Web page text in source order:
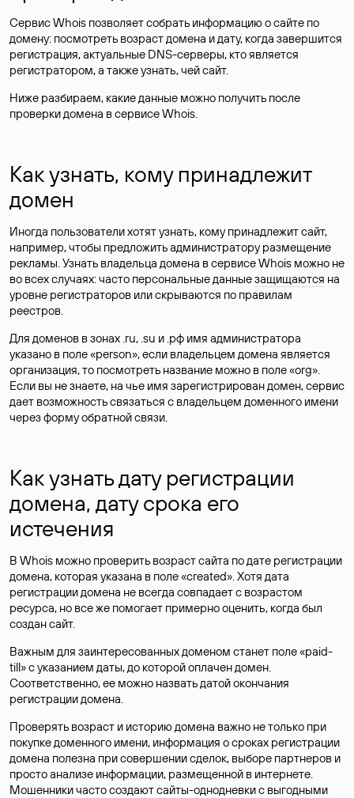
Сервис Whois позволяет собрать информацию о сайте по
домену: посмотреть возраст домена и дату, когда завершится
регистрация, актуальные DNS-серверы, кто является
регистратором, а также узнать, чей сайт.
Ниже разбираем, какие данные можно получить после
проверки домена в сервисе Whois.
Как узнать, кому принадлежит
домен
Иногда пользователи хотят узнать, кому принадлежит сайт,
например, чтобы предложить администратору размещение
рекламы. Узнать владельца домена в сервисе Whois можно не
во всех случаях: часто персональные данныезащищаются на
уровне регистраторов или скрываются по правилам
реестров.
Для доменов в зонах .ru, .su и .рф имя администратора
указано в поле «person», если владельцем домена является
организация, то посмотреть название можно в поле «org».
Если вы не знаете, на чье имя зарегистрирован домен, сервис
дает возможность связаться с владельцем доменного имени
через форму обратной связи.
Как узнать дату регистрации
домена, дату срока его
истечения
В Whois можно проверить возраст сайта по дате регистрации
домена, которая указана в поле «created». Хотя дата
регистрации домена не всегда совпадает с возрастом
ресурса, но все же помогает примерно оценить, когда был
создан сайт.
Важным для заинтересованных доменом станет поле «paid-
till» с указанием даты, до которой оплачен домен.
Соответственно, ее можно назвать датой окончания
регистрации домена.
Проверять возраст и историю домена важно не только при
покупке доменного имени, информация о сроках регистрации
домена полезна при совершении сделок, выборе партнеров и
просто анализе информации, размещенной в интернете.
Мошенники часто создают сайты-однодневки с выгодными